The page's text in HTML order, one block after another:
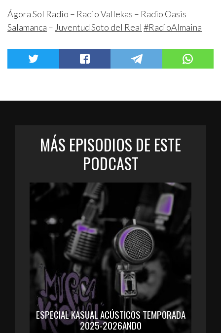
Ágora Sol Radio – Radio Vallekas – Radio Oasis
Salamanca – Juventud Soto del Real #RadioAlmaina
MÁS EPISODIOS DE ESTE
PODCAST
ESPECIAL KASUAL ACÚSTICOS TEMPORADA
2025-2026ANDO